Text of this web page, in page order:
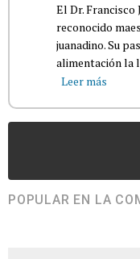
El Dr. Francisco
reconocido
juanadino. Su
alimentación la
Leer más
POPULAR EN LA